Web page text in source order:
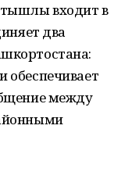
входит в
два
между